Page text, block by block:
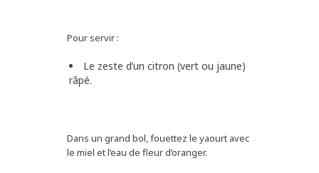
Pour servir :
Le zeste d’un citron (vert ou jaune)
râpé.
Dans un grand bol, fouettez le yaourt avec
le miel et l’eau de fleur d’oranger.